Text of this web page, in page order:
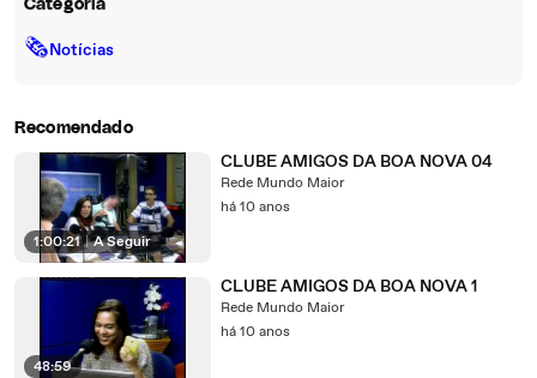
Categoria
🗞Notícias
Recomendado
1:00:21 | A Seguir
CLUBE AMIGOS DA BOA NOVA 04
Rede Mundo Maior
há 10 anos
48:59
CLUBE AMIGOS DA BOA NOVA 1
Rede Mundo Maior
há 10 anos